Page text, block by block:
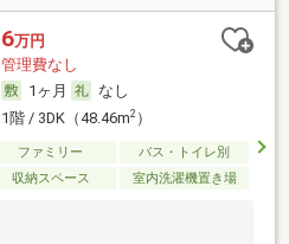
6万円
管理費なし
1ヶ月
なし
1階 / 3DK（48.46m2）
ファミリー
バス・トイレ別
収納スペース 室内洗濯機置き場